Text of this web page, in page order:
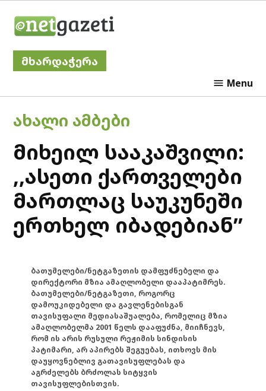
მხარდაჭერა
Menu
POSTED
IN
ᲐᲮᲐᲚᲘ ᲐᲛᲑᲔᲑᲘ
მიხეილ სააკაშვილი:
,,ასეთი ქართველები
მართლაც საუკუნეში
ერთხელ იბადებიან’’
ბათუმელები/ნეტგაზეთის დამფუძნებელი და
დირექტორი მზია ამაღლობელი დააპატიმრეს.
ბათუმელები/ნეტგაზეთი, როგორც
დამოუკიდებელი და გავლენებისგან
თავისუფალი მედიასაშუალება, რომელიც მზია
ამაღლობელმა 2001 წელს დააფუძნა, მიიჩნევს,
რომ ის არის რუსული რეჟიმის სინდისის
პატიმარი, არ აპირებს შეგუებას, ითხოვს მის
დაუყოვნებლივ გათავისუფლებას და
აგრძელებს ბრძოლას სიტყვის
თავისუფლებისთვის.